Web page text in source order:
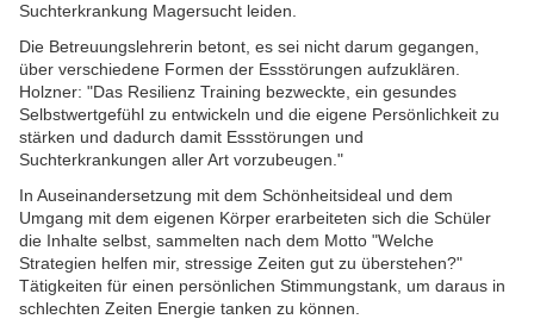
Suchterkrankung Magersucht leiden.
Die Betreuungslehrerin betont, es sei nicht darum gegangen,
über verschiedene Formen der Essstörungen aufzuklären.
Holzner: "Das Resilienz Training bezweckte, ein gesundes
Selbstwertgefühl zu entwickeln und die eigene Persönlichkeit zu
stärken und dadurch damit Essstörungen und
Suchterkrankungen aller Art vorzubeugen."
In Auseinandersetzung mit dem Schönheitsideal und dem
Umgang mit dem eigenen Körper erarbeiteten sich die Schüler
die Inhalte selbst, sammelten nach dem Motto "Welche
Strategien helfen mir, stressige Zeiten gut zu überstehen?"
Tätigkeiten für einen persönlichen Stimmungstank, um daraus in
schlechten Zeiten Energie tanken zu können.